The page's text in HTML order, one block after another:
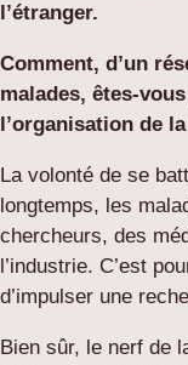
l’étranger.
Comment, d’un
malades, êtes-
l’organisation de
La volonté de se
longtemps, les
chercheurs, des
l’industrie. C’est
d’impulser une
Bien sûr, le nerf de